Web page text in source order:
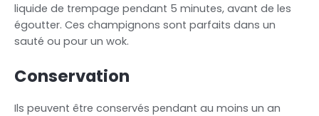
liquide de trempage pendant 5 minutes, avant de les
égoutter. Ces champignons sont parfaits dans un
sauté ou pour un wok.
Conservation
Ils peuvent être conservés pendant au moins un an